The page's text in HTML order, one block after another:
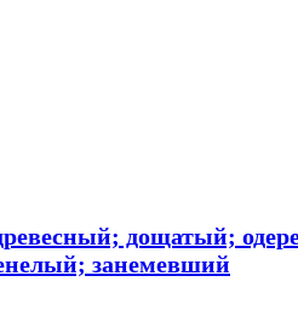
дощатый;
занемевший